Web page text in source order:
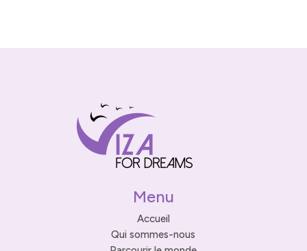
Menu
Accueil
Qui sommes-nous